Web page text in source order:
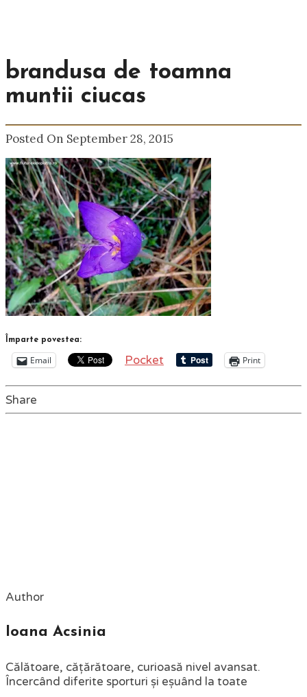
brandusa de toamna
muntii ciucas
Posted On September 28, 2015
Împarte povestea:
Email Pocket Print
Share
Author
Ioana Acsinia
Călătoare, cățărătoare, curioasă nivel avansat.
Încercând diferite sporturi și eșuând la toate